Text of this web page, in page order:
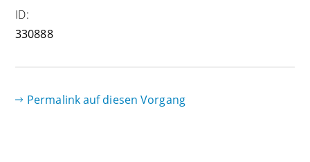
ID:
330888
Permalink auf diesen Vorgang